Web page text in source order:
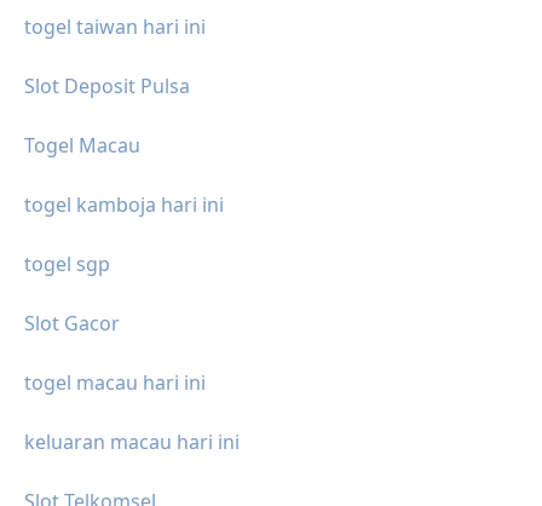
togel taiwan hari ini
Slot Deposit Pulsa
Togel Macau
togel kamboja hari ini
togel sgp
Slot Gacor
togel macau hari ini
keluaran macau hari ini